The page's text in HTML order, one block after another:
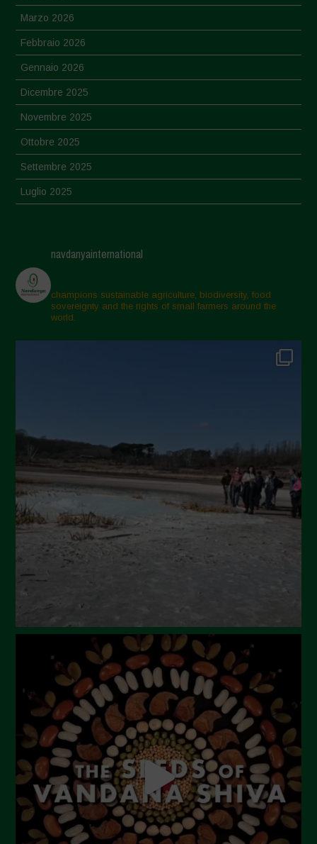
Marzo 2026
Febbraio 2026
Gennaio 2026
Dicembre 2025
Novembre 2025
Ottobre 2025
Settembre 2025
Luglio 2025
Aprile 2025
Marzo 2025
Febbraio 2025
Gennaio 2025
Settembre 2024
Luglio 2024
Maggio 2024
Aprile 2024
Marzo 2024
Febbraio 2024
Ottobre 2023
Settembre 2023
Agosto 2023
Luglio 2023
Giugno 2023
Maggio 2023
Aprile 2023
Marzo 2023
navdanyainternational
champions sustainable agriculture, biodiversity, food
sovereignty and the rights of small farmers around the
world.